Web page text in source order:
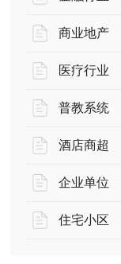
商业地产
医疗行业
普教系统
酒店商超
企业单位
住宅小区